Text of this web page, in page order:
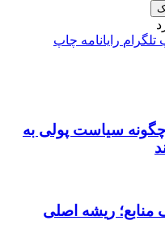
تلگرام رایانامه چاپ
چگونه سیاست پولی به
منابع؛ ریشه اصلی